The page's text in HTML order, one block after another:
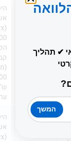
היסטוריית
הכנסה
קבועה
ערבים
היסטוריית